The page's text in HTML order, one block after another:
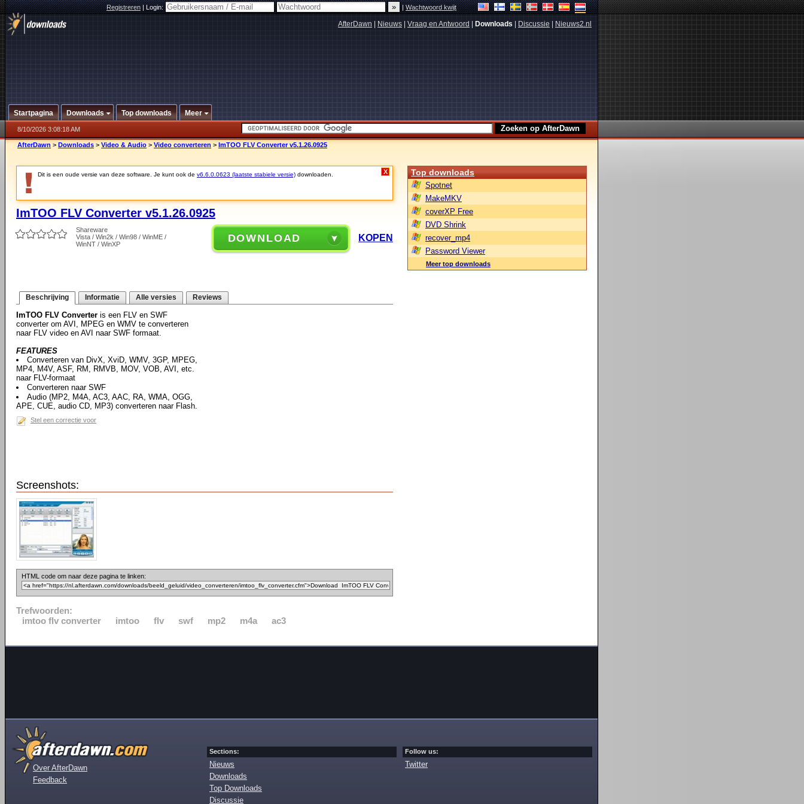
Registreren|Login: |Wachtwoord kwijt
AfterDawn Nieuws Vraag en Antwoord Downloads Discussie Nieuws2.nl
Startpagina Downloads Top downloads Meer
8/10/2026 3:08:18 AM
AfterDawn > Downloads > Video & Audio > Video converteren > ImTOO FLV Converter v5.1.26.0925
Dit is een oude versie van deze software. Je kunt ook de v6.6.0.0623 (laatste stabiele versie) downloaden. X
ImTOO FLV Converter v5.1.26.0925
Shareware
Vista / Win2k / Win98 / WinME /
WinNT / WinXP
DOWNLOAD KOPEN
Beschrijving Informatie Alle versies Reviews
ImTOO FLV Converter is een FLV en SWF
converter om AVI, MPEG en WMV te converteren
naar FLV video en AVI naar SWF formaat.
FEATURES
Converteren van DivX, XviD, WMV, 3GP, MPEG,
MP4, M4V, ASF, RM, RMVB, MOV, VOB, AVI, etc.
naar FLV-formaat
Converteren naar SWF
Audio (MP2, M4A, AC3, AAC, RA, WMA, OGG,
APE, CUE, audio CD, MP3) converteren naar Flash.
Stel een correctie voor
Screenshots:
HTML code om naar deze pagina te linken:
Trefwoorden:
imtoo flv converter
imtoo flv swf mp2 m4a ac3
Top downloads
Spotnet
MakeMKV
coverXP Free
DVD Shrink
recover_mp4
Password Viewer
Meer top downloads
Over AfterDawn
Feedback
Sections:
Nieuws
Downloads
Top Downloads
Discussie
Follow us:
Twitter